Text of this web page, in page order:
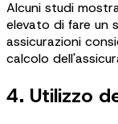
Alcuni studi
elevato di fare un
assicurazioni
calcolo
4. Utilizzo